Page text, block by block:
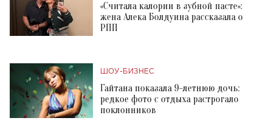
«Считала калории в зубной пасте»:
жена Алека Болдуина рассказала о
РПП
ШОУ-БИЗНЕС
Гайтана показала 9-летнюю дочь:
редкое фото с отдыха растрогало
поклонников